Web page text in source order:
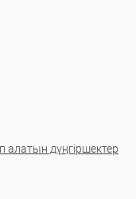
алатын дүңгіршектер